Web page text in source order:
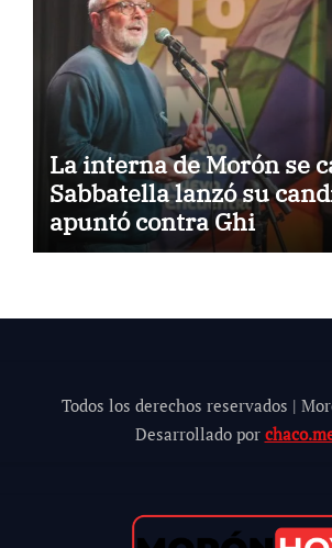
La interna de Morón se
Sabbatella lanzó su
apuntó contra Ghi
Todos los derechos reservados |
Desarrollado por